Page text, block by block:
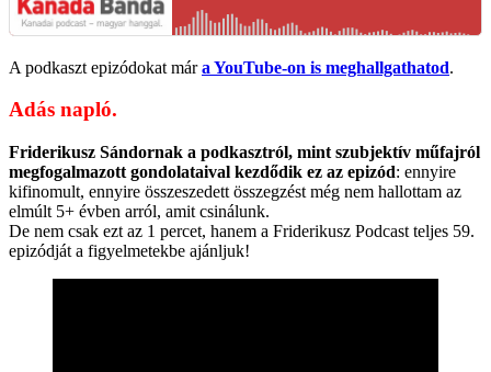
A podkaszt epizódokat mára YouTube-on is meghallgathatod.
Adás napló.
Friderikusz Sándornak a podkasztról, mint szubjektív műfajról
megfogalmazott gondolataival kezdődik ez az epizód: ennyire
kifinomult, ennyire összeszedett összegzést még nem hallottam az
elmúlt 5+ évben arról, amit csinálunk.
De nem csak ezt az 1 percet, hanem a Friderikusz Podcast teljes 59.
epizódját a figyelmetekbe ajánljuk!